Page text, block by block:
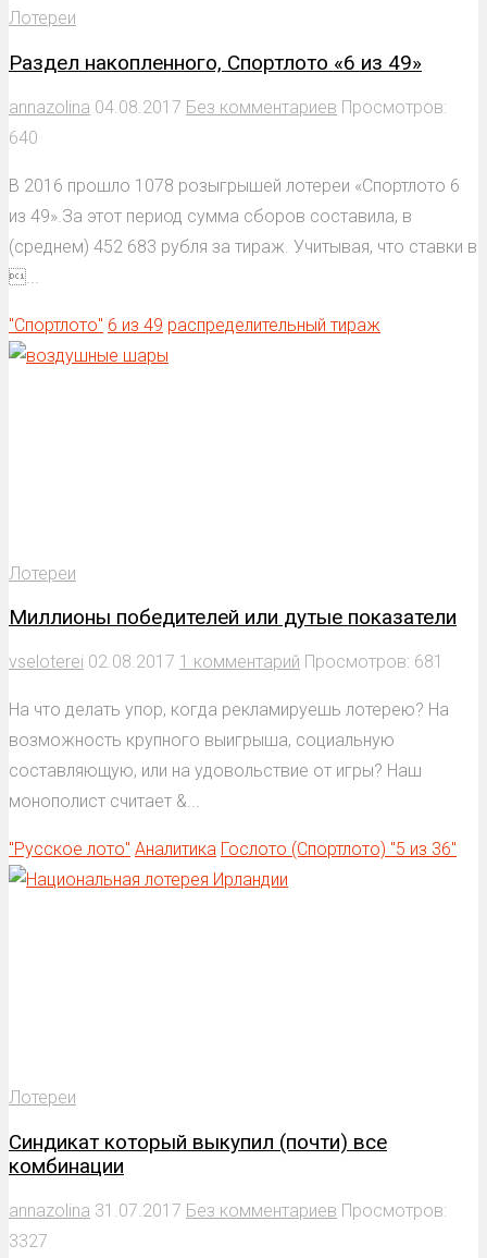
Лотереи
Раздел накопленного, Спортлото «6 из 49»
annazolina 04.08.2017 Без комментариев Просмотров:
640
В 2016 прошло 1078 розыгрышей лотереи «Спортлото 6
из 49».За этот период сумма сборов составила, в
(среднем) 452 683 рубля за тираж. Учитывая, что ставки в
...
"Спортлото" 6 из 49 распределительный тираж
Лотереи
Миллионы победителей или дутые показатели
vseloterei 02.08.2017 1 комментарий Просмотров: 681
На что делать упор, когда рекламируешь лотерею? На
возможность крупного выигрыша, социальную
составляющую, или на удовольствие от игры? Наш
монополист считает &...
"Русское лото" Аналитика Гослото (Спортлото) "5 из 36"
Лотереи
Синдикат который выкупил (почти) все
комбинации
annazolina 31.07.2017 Без комментариев Просмотров:
3327